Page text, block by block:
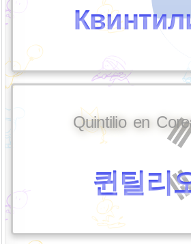
Quintilio en
퀸틸리